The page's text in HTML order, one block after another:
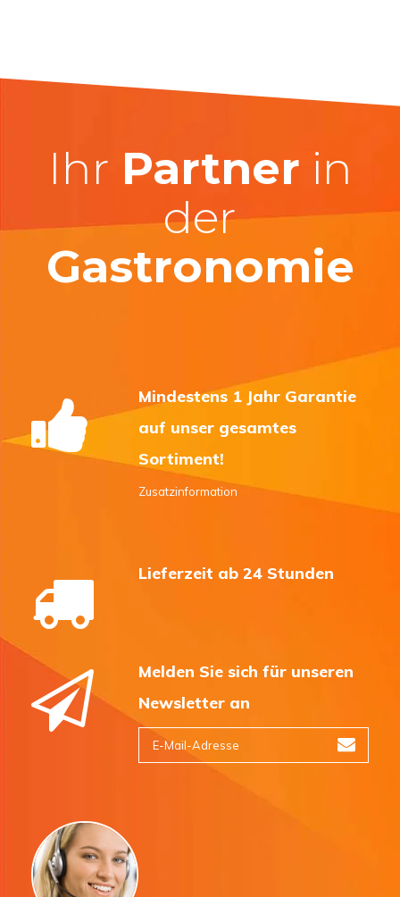
passende Gerät oder Ersatzteil für Ihre Bedürfnisse zu finden. Auch
wenn Sie Teile oder Produkte außerhalb des ETNA-
unseres umfangreichen Sortiments finden wir gemeinsam mit Ihnen
die optimale ETNA-Lösung für Ihre Anwendung.
Ihr Partner in
der
Gastronomie
Mindestens 1 Jahr Garantie
auf unser gesamtes
Sortiment!
Zusatzinformation
Lieferzeit ab 24 Stunden
Melden Sie sich für unseren
Newsletter an